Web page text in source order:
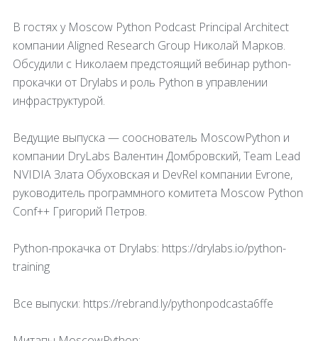
В гостях у Moscow Python Podcast Principal Architect
компании Aligned Research Group Николай Марков.
Обсудили с Николаем предстоящий вебинар python-
прокачки от Drylabs и роль Python в управлении
инфраструктурой.
Ведущие выпуска — сооснователь MoscowPython и
компании DryLabs Валентин Домбровский, Team Lead
NVIDIA Злата Обуховская и DevRel компании Evrone,
руководитель программного комитета Moscow Python
Conf++ Григорий Петров.
Python-прокачка от Drylabs: https://drylabs.io/python-
training
Все выпуски: https://rebrand.ly/pythonpodcasta6ffe